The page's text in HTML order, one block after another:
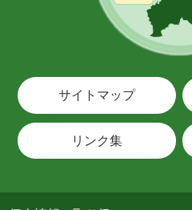
サイトマップ
リンク集